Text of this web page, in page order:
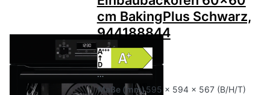
cm BakingPlus Schwarz,
944188844
…
Maße (mm)595 x 594 x 567 (B/H/T)